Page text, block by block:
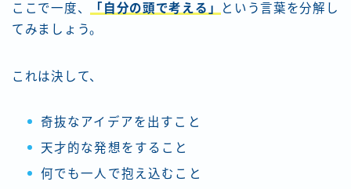
ここで一度、 「自分の頭で考える」
という言葉を分解し
てみましょう。
これは決して、
奇抜なアイデアを出すこと
天才的な発想をすること
何でも一人で抱え込むこと